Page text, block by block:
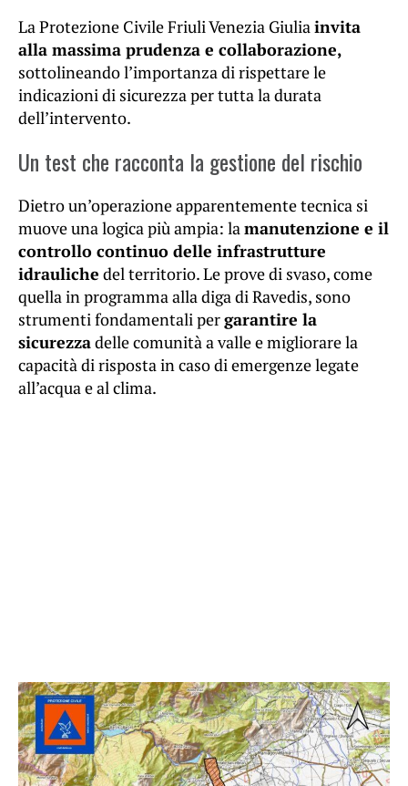
La Protezione Civile Friuli Venezia Giuliainvita
alla massima prudenza e collaborazione,
sottolineando l’importanza di rispettare le
indicazioni di sicurezza per tutta la durata
dell’intervento.
Un test che racconta la gestione del rischio
Dietro un’operazione apparentemente tecnica si
muove una logica più ampia: lamanutenzione e il
controllo continuo delle infrastrutture
idrauliche del territorio. Le prove di svaso, come
quella in programma alla diga di Ravedis, sono
strumenti fondamentali pergarantire la
sicurezzadelle comunità a valle e migliorare la
capacità di risposta in caso di emergenze legate
all’acqua e al clima.